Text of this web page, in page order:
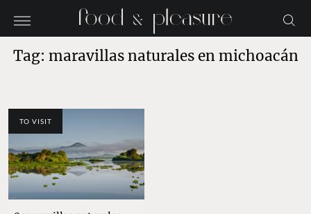
Tag: maravillas naturales en michoacán
TO VISIT